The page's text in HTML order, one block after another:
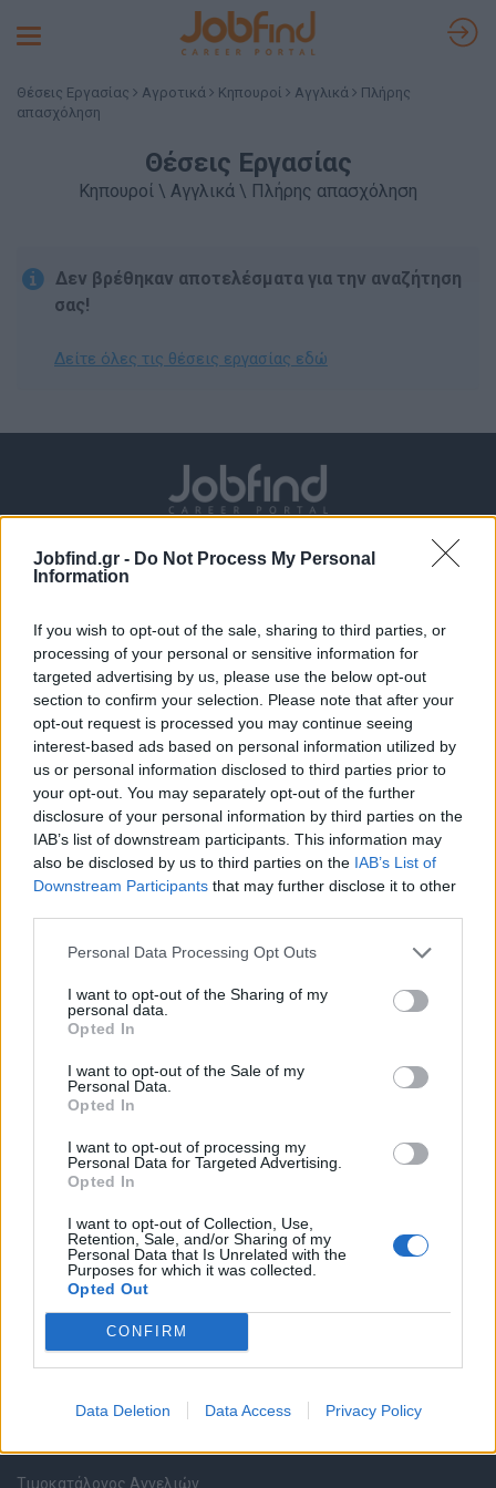
Jobfind.gr - Do Not Process My Personal
Information
If you wish to opt-out of the sale, sharing to third parties, or
processing of your personal or sensitive information for
targeted advertising by us, please use the below opt-out
section to confirm your selection. Please note that after your
opt-out request is processed you may continue seeing
interest-based ads based on personal information utilized by
us or personal information disclosed to third parties prior to
your opt-out. You may separately opt-out of the further
disclosure of your personal information by third parties on the
IAB’s list of downstream participants. This information may
also be disclosed by us to third parties on the IAB’s List of
Downstream Participants that may further disclose it to other
Personal Data Processing Opt Outs
I want to opt-out of the Sharing of my
personal data.
Opted In
I want to opt-out of the Sale of my
Personal Data.
Opted In
I want to opt-out of processing my
Personal Data for Targeted Advertising.
Opted In
I want to opt-out of Collection, Use,
Retention, Sale, and/or Sharing of my
Personal Data that Is Unrelated with the
Purposes for which it was collected.
Opted Out
CONFIRM
Data Deletion Data Access Privacy Policy
Toggle
Θέσεις Εργασίας Αγροτικά Κηπουροί Αγγλικά
Πλήρης
απασχόληση
Θέσεις Εργασίας
Κηπουροί \ Αγγλικά \ Πλήρης απασχόληση
Δεν βρέθηκαν αποτελέσματα για την αναζήτηση
σας!
Δείτε όλες τις θέσεις εργασίας εδώ
Θέσεις εργασίας
Θέσεις Εργασίας ανά Ειδικότητα
Θέσεις Εργασίας ανά Εταιρεία
Κέντρο Βοήθειας
Καταχώρηση Online Βιογραφικού
Συμβουλές Καριέρας
HR corner
Ερωτήσεις συνεντεύξεων
Υπολογισμός καθαρού μισθού
Υπηρεσίες εταιριών
Τιμοκατάλογος Αγγελιών